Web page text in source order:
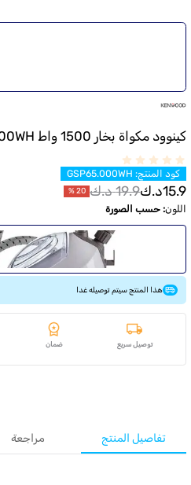
كينوود مكواة بخار 1500 واط GSP65.000WH
كود المنتج:
GSP65.000WH
15.9د.ك19.9 د.ك 20
%
اللون: حسب الصورة
هذا المنتج سيتم توصيله غدا
توصيل سريع ضمان
تفاصيل المنتج مراجعة